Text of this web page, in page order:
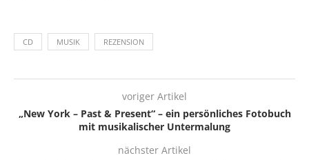
CD MUSIK REZENSION
voriger Artikel
„New York – Past & Present“ – ein persönliches Fotobuch
mit musikalischer Untermalung
nächster Artikel